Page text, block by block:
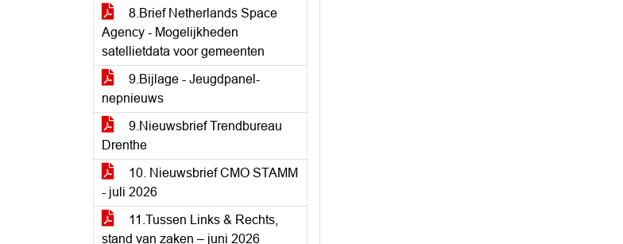
8.Brief Netherlands Space
Agency - Mogelijkheden
satellietdata voor gemeenten
9.Bijlage - Jeugdpanel-
nepnieuws
9.Nieuwsbrief Trendbureau
Drenthe
10. Nieuwsbrief CMO STAMM
- juli 2026
11.Tussen Links & Rechts,
stand van zaken – juni 2026